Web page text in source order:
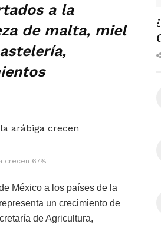
a la
de malta, miel
crecen 67%
México a los países de la
un crecimiento de
de Agricultura,